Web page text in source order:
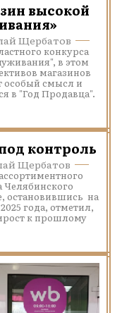
высокой
Щербатов
конкурса
в этом
магазинов
особый смысл и
в "Год Продавца".
контроль
Щербатов
Челябинского
остановившись на
года, отметил,
к прошлому